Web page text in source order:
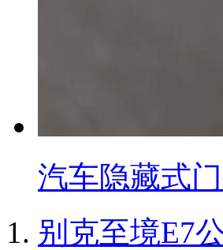
汽车隐藏式
别克至境E7